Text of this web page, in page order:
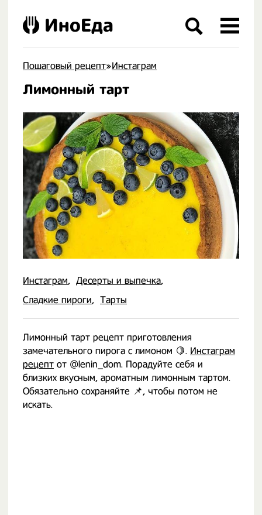
Пошаговый рецепт»Инстаграм
Лимонный тарт
Инстаграм
Десерты и выпечка
Сладкие пироги
Тарты
Лимонный тарт рецепт приготовления
замечательного пирога с лимоном 🍋. Инстаграм
рецепт от @lenin_dom. Порадуйте себя и
близких вкусным, ароматным лимонным тартом.
Обязательно сохраняйте 📌, чтобы потом не
искать.
ИноЕда